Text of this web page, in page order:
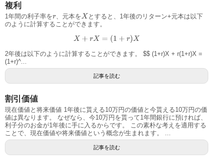
複利
1年間の利子率をr 、元本をX とすると、1年後のリターン+元本は以下
のように計算することができます。
X+r X=( 1 +r )X
2年後は以下のように計算することができます。 $$ (1+r)X + r(1+r)X =
(1+r)^...
記事を読む
割引価値
現在価値と将来価値 1年後に貰える10万円の価値と今貰える10万円の価
値は異なります。 なぜなら、今10万円を貰って1年間銀行に預ければ、
利子分のお金が1年後に手に入るからです。 この素朴な考えを適用する
ことで、現在価値や将来価値という概念が生まれます。 ...
記事を読む